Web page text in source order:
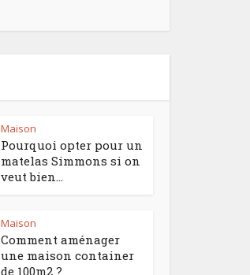
Maison
Pourquoi opter pour un
matelas Simmons si on
veut bien...
Maison
Comment aménager
une maison container
de 100m2 ?